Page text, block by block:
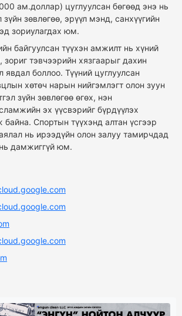
ам.доллар) цуглуулсан бөгөөд энэ нь
зүйн зөвлөгөө, эрүүл мэнд, санхүүгийн
зориулагдах юм.
байгуулсан түүхэн амжилт нь хүний
зориг тэвчээрийн хязгаарыг дахин
явдал боллоо. Түүний цуглуулсан
хөтөч нарын нийгэмлэгт олон зуун
зүйн зөвлөгөө өгөх, нэн
эх үүсвэрийг бүрдүүлэх
Спортын түүхэнд алтан үсгээр
нь ирээдүйн олон залуу тамирчдад
дамжиггүй юм.